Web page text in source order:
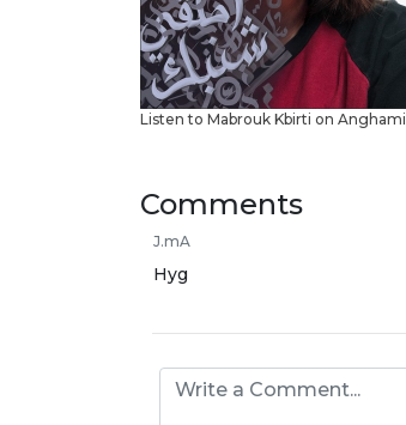
Listen to Mabrouk Kbirti on Anghami
Comments
J.mA
Hyg